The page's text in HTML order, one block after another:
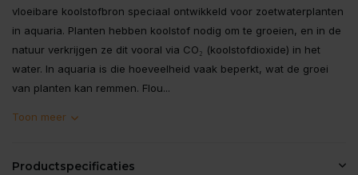
vloeibare koolstofbron speciaal ontwikkeld voor zoetwaterplanten
in aquaria. Planten hebben koolstof nodig om te groeien, en in de
natuur verkrijgen ze dit vooral via CO₂ (koolstofdioxide) in het
water. In aquaria is die hoeveelheid vaak beperkt, wat de groei
van planten kan remmen. Flou...
Toon meer
Productspecificaties